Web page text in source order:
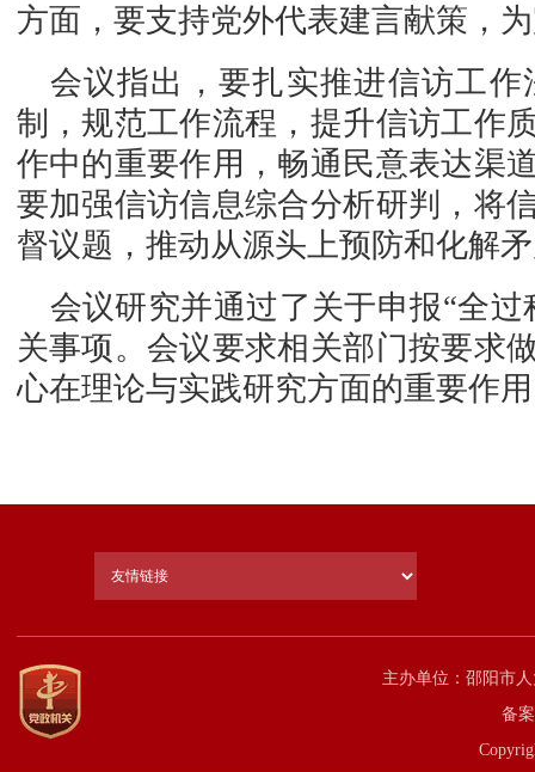
方面，要支持党外代表建言献策，
会议指出，要扎实推进信访工
制，规范工作流程，提升信访工作
作中的重要作用，畅通民意表达渠
要加强信访信息综合分析研判，将
督议题，推动从源头上预防和化解
会议研究并通过了关于申报“全
关事项。会议要求相关部门按要求
心在理论与实践研究方面的重要作
主办单位：邵阳市
备